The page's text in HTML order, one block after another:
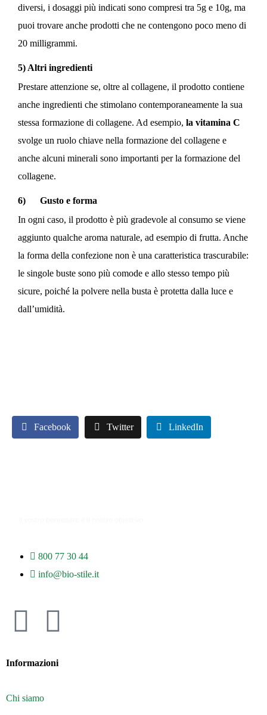
diversi, i dosaggi più indicati sono compresi tra 5g e 10g, ma
puoi trovare anche prodotti che ne contengono poco meno di
20 milligrammi.
5) Altri ingredienti
Prestare attenzione se, oltre al collagene, il prodotto contiene
anche ingredienti che stimolano contemporaneamente la sua
stessa formazione di collagene. Ad esempio, la vitamina C
svolge un ruolo chiave nella formazione del collagene e
anche alcuni minerali sono importanti per la formazione del
collagene.
6) Gusto e forma
In ogni caso, il prodotto è più gradevole al consumo se viene
aggiunto qualche aroma naturale, ad esempio di frutta. Anche
la forma della confezione non è una caratteristica trascurabile:
le singole buste sono più comode e allo stesso tempo più
sicure, poiché la polvere nella busta è protetta dalla luce e
dall’umidità.
Facebook Twitter LinkedIn
800 77 30 44
info@bio-stile.it
Informazioni
Chi siamo
Ricevi un buono da 5 €
con accesso anticipato,...
ISCRIVITI
Iscrivendoti alla newsletter, accettate i termini e le
Gli sconti non sono cumulabili e non si applicano ai
a 50 euro.